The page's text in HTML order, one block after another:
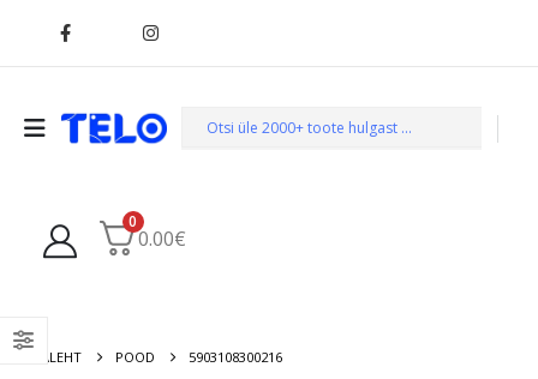
0
0.00€
AVALEHT POOD 5903108300216